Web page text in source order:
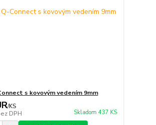
s kovovým vedením 9mm
/KS
DPH Skladom 437 KS